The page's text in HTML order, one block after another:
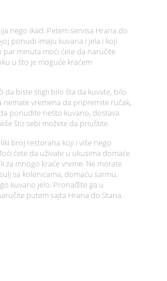
nego ikad. Petem servisa Hrana do
ponudi imaju kuvana i jela i koji
par minuta moći ćete da naručite
u što je moguće kraćem
da biste stigli bilo šta da kuvate, bilo
nemate vremena da pripremite ručak,
ponudite nešto kuvano, dostava
što sebi možete da priuštite.
broj restorana koji i više nego
ćete da uživate u ukusima domaće
za mnogo kraće vreme. Ne morate
sa kolenicama, domaću sarmu,
kuvano jelo. Pronađite ga u
putem sajta Hrana do Stana.